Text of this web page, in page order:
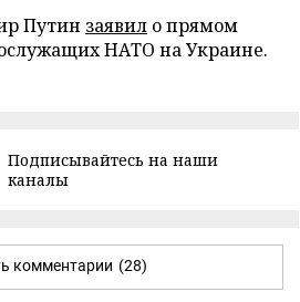
Путин заявил о прямом
НАТО на Украине.
Подписывайтесь на наши
каналы
комментарии (28)